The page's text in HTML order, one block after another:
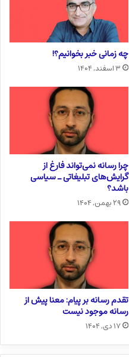
چه زمانی خبر بخوانیم؟!
۳ اسفند, ۱۴۰۴
چرا رسانه نمی‌تواند فارغ از
گرایش‌های تبلیغاتی ـ سیاسی
باشد؟
۲۹ بهمن, ۱۴۰۴
تقدم رسانه بر پیام: معنا پیش از
رسانه موجود نیست
۱۷ دی, ۱۴۰۴